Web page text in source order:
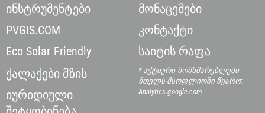
ინსტრუმენტები
PVGIS.COM
Eco Solar Friendly
ქალაქები მზის
იურიდიული
მონაცემები
კონტაქტი
საიტის რაფა
* აქტიური მომხმარებლები
მთელს მსოფლიოში წყარო:
Analytics.google.com